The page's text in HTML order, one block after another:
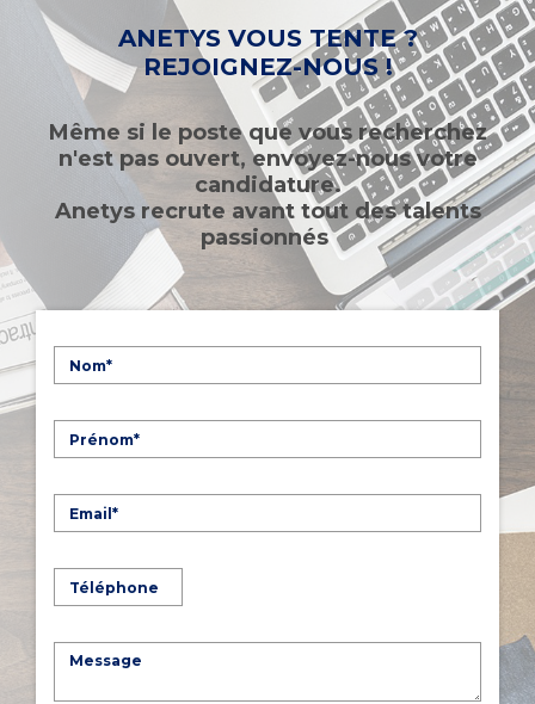
d’autres mots-clés ou à sélectionner un « métier ».
ANETYS VOUS TENTE ?
REJOIGNEZ-NOUS !
Même si le poste que vous recherchez
n'est pas ouvert, envoyez-nous votre
candidature.
Anetys recrute avant tout des talents
passionnés